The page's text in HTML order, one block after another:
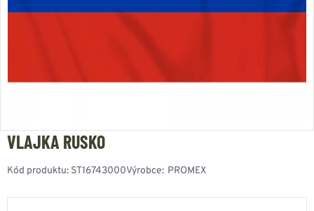
VLAJKA RUSKO
Kód produktu: ST16743000Výrobce: PROMEX